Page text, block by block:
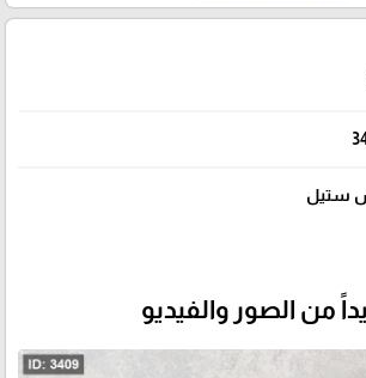
ستيل
من الصور والفيديو